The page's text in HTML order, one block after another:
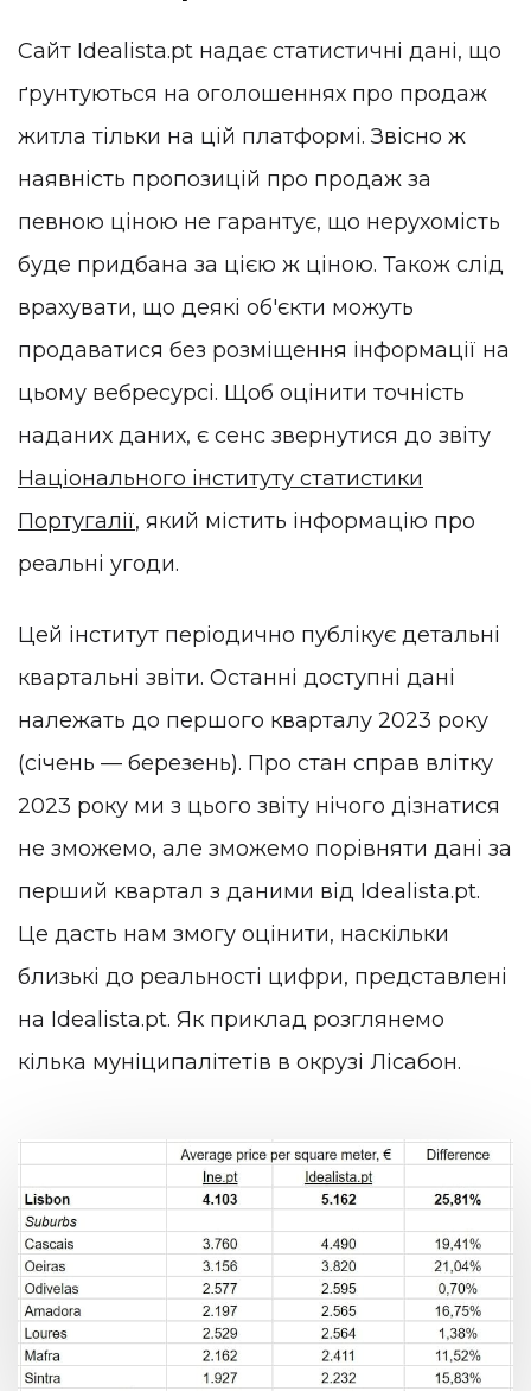
Сайт Idealista.pt надає статистичні дані, що
ґрунтуються на оголошеннях про продаж
житла тільки на цій платформі. Звісно ж
наявність пропозицій про продаж за
певною ціною не гарантує, що нерухомість
буде придбана за цією ж ціною. Також слід
врахувати, що деякі об'єкти можуть
продаватися без розміщення інформації на
цьому вебресурсі. Щоб оцінити точність
наданих даних, є сенс звернутися до звіту
Національного інституту статистики
Португалії, який містить інформацію про
реальні угоди.
Цей інститут періодично публікує детальні
квартальні звіти. Останні доступні дані
належать до першого кварталу 2023 року
(січень — березень). Про стан справ влітку
2023 року ми з цього звіту нічого дізнатися
не зможемо, але зможемо порівняти дані за
перший квартал з даними від Idealista.pt.
Це дасть нам змогу оцінити, наскільки
близькі до реальності цифри, представлені
на Idealista.pt. Як приклад розглянемо
кілька муніципалітетів в окрузі Лісабон.